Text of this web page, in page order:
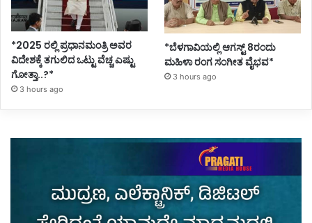
*2025 ರಲ್ಲಿ ಪ್ರಧಾನಮಂತ್ರಿ ಅವರ
ವಿದೇಶಕ್ಕೆ ತಗುಲಿದ ಒಟ್ಟು ವೆಚ್ಚ ಎಷ್ಟು
ಗೋತ್ತಾ..?*
3 hours ago
*ಬೆಳಗಾವಿಯಲ್ಲಿ ಆಗಸ್ಟ್ 8ರಂದು
ಮಹಿಳಾ ರಂಗ ಸಂಗೀತ ವೈಭವ*
3 hours ago